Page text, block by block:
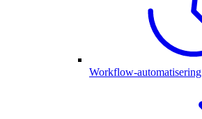
Workflow-automatisering